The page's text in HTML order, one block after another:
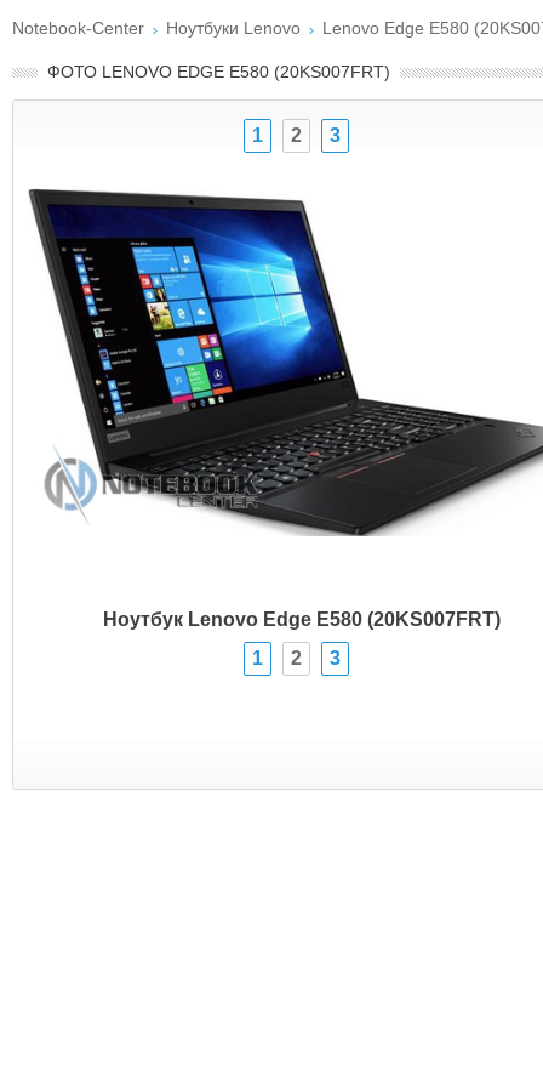
Notebook-Center Ноутбуки Lenovo Lenovo Edge E580
ФОТО LENOVO EDGE E580 (20KS007FRT)
1 2 3
Ноутбук Lenovo Edge E580 (20KS007FRT)
1
2 3